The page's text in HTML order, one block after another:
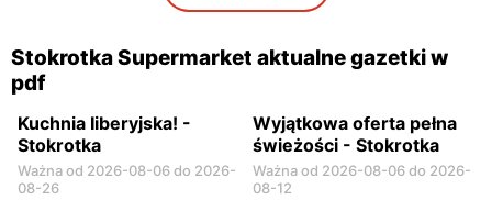
Stokrotka Supermarket aktualne gazetki w
pdf
Kuchnia Iiberyjska! -
Stokrotka
Ważna od 2026-08-06 do 2026-
08-26
Wyjątkowa oferta pełna
świeżości - Stokrotka
Ważna od 2026-08-06 do 2026-
08-12